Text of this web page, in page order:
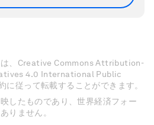
は、Creative Commons Attribution-
4.0 International Public
従って転載することができます。
したものであり、世界経済フォー
りません。